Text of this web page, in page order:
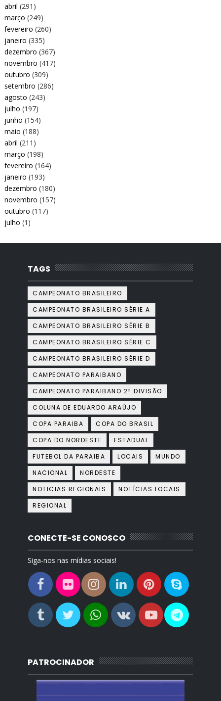
abril (291)
março (249)
fevereiro (260)
janeiro (335)
dezembro (367)
novembro (417)
outubro (309)
setembro (286)
agosto (243)
julho (197)
junho (154)
maio (188)
abril (211)
março (198)
fevereiro (164)
janeiro (193)
dezembro (180)
novembro (157)
outubro (117)
julho (1)
TAGS
CAMPEONATO BRASILEIRO
CAMPEONATO BRASILEIRO SÉRIE A
CAMPEONATO BRASILEIRO SÉRIE B
CAMPEONATO BRASILEIRO SÉRIE C
CAMPEONATO BRASILEIRO SÉRIE D
CAMPEONATO PARAIBANO
CAMPEONATO PARAIBANO 2ª DIVISÃO
COLUNA DE EDUARDO ARAÚJO
COPA PARAIBA
COPA DO BRASIL
COPA DO NORDESTE
ESTADUAL
FUTEBOL DA PARAIBA
LOCAIS
MUNDO
NACIONAL
NORDESTE
NOTICIAS REGIONAIS
NOTÍCIAS LOCAIS
REGIONAL
CONECTE-SE CONOSCO
Siga-nos nas mídias sociais!
PATROCINADOR